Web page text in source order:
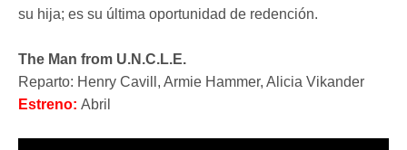
su hija; es su última oportunidad de redención.
The Man from U.N.C.L.E.
Reparto: Henry Cavill, Armie Hammer, Alicia Vikander
Estreno: Abril